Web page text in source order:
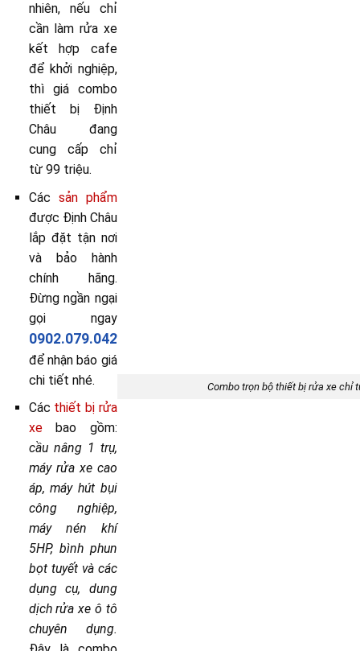
nhiên, nếu chỉ
cần làm rửa xe
kết hợp cafe
để khởi nghiệp,
thì giá combo
thiết bị Định
Châu đang
cung cấp chỉ
từ 99 triệu.
Các sản phẩm
được Định Châu
lắp đặt tận nơi
và bảo hành
chính hãng.
Đừng ngần ngại
gọi ngay
0902.079.042
để nhận báo giá
chi tiết nhé.
Các thiết bị rửa
xebao gồm:
cầu nâng 1 trụ,
máy rửa xe cao
áp, máy hút bụi
công nghiệp,
máy nén khí
5HP, bình phun
bọt tuyết và các
dụng cụ, dung
dịch rửa xe ô tô
chuyên dụng.
Combo trọn bộ thiết bị rửa xe chỉ